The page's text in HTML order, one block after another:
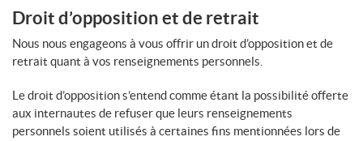
Droit d’opposition et de retrait
Nous nous engageons à vous offrir un droit d’opposition et de
retrait quant à vos renseignements personnels.
Le droit d’opposition s’entend comme étant la possibilité offerte
aux internautes de refuser que leurs renseignements
personnels soient utilisés à certaines fins mentionnées lors de